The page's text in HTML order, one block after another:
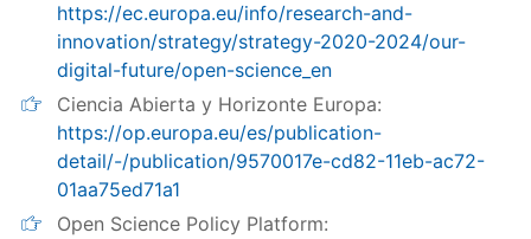
https://ec.europa.eu/info/research-and-
innovation/strategy/strategy-2020-2024/our-
digital-future/open-science_en
Ciencia Abierta y Horizonte Europa:
https://op.europa.eu/es/publication-
detail/-/publication/9570017e-cd82-11eb-ac72-
01aa75ed71a1
Open Science Policy Platform: